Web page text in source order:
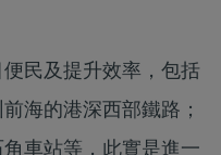
民及提升效率，包括
海的港深西部鐵路；
車站等，此實是進一